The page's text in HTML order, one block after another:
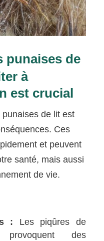
punaises de
à
est crucial
de lit est
Ces
et peuvent
santé, mais aussi
de vie.
: Les piqûres de
des